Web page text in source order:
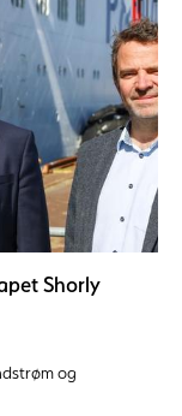
Shorly
og